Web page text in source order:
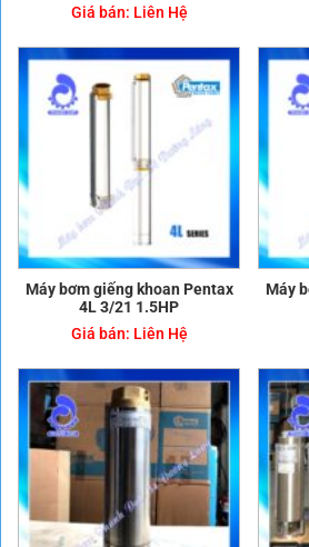
Giá bán: Liên Hệ
Máy bơm giếng khoan Pentax
4L 3/21 1.5HP
Giá bán: Liên Hệ
Máy